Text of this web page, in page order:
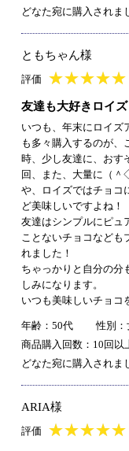
どなた宛に購入されま
ともちゃん様
評価 ★★★★★
★★★★★
友達も大好きロイズ
いつも、年末にロイズ
も多々購入するのが、
時、少し友達に、おす
回、また、大量に（
や、ロイズではチョコ
ど美味しいですよね！
友達はシンプルにピュ
ことないチョコなども
れました！
ちゃっかりと自分の分
しみになります。
いつも美味しいチョコ
年齢：50代
性別：
商品購入回数：10回以
どなた宛に購入されま
ARIA様
評価 ★★★★★
★★★★★